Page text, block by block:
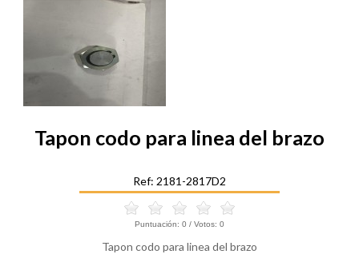
Tapon codo para linea del brazo
Ref: 2181-2817D2
Puntuación: 0 / Votos: 0
Tapon codo para linea del brazo